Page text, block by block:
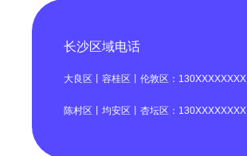
长沙区域电话
大良区丨容桂区丨伦敦区：130XXXXXXXX
陈村区丨均安区丨杏坛区：130XXXXXXXX